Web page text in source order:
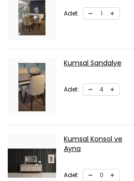
Adet:
Kumsal Sandalye
Adet:
Kumsal Konsol ve
Ayna
Adet: